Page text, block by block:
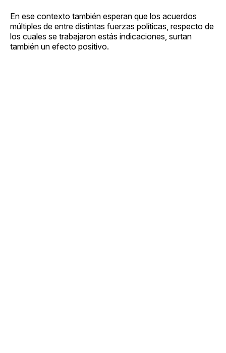
En ese contexto también esperan que los acuerdos
múltiples de entre distintas fuerzas políticas, respecto de
los cuales se trabajaron estás indicaciones, surtan
también un efecto positivo.